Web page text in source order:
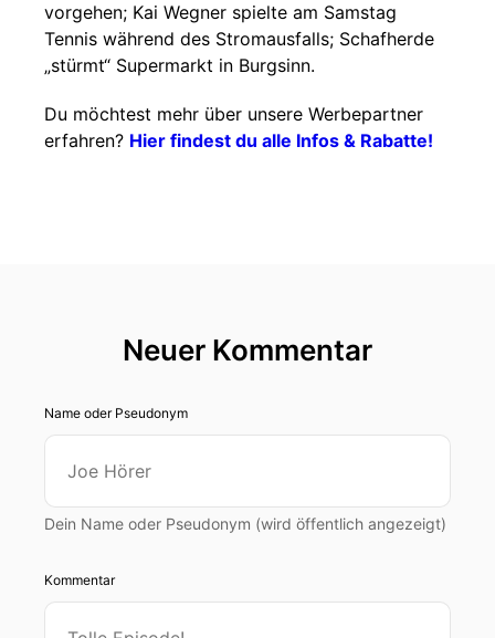
vorgehen; Kai Wegner spielte am Samstag
Tennis während des Stromausfalls; Schafherde
„stürmt“ Supermarkt in Burgsinn.
Du möchtest mehr über unsere Werbepartner
erfahren? Hier findest du alle Infos & Rabatte!
Neuer Kommentar
Name oder Pseudonym
Dein Name oder Pseudonym (wird öffentlich angezeigt)
Kommentar